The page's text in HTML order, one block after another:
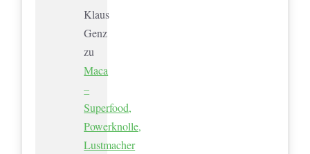
Klaus
Genz
zu
Maca
–
Superfood,
Powerknolle,
Lustmacher